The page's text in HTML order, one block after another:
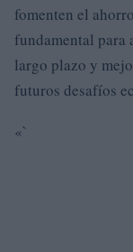
fomenten el
fundamental para
largo plazo y
futuros desafíos
«`